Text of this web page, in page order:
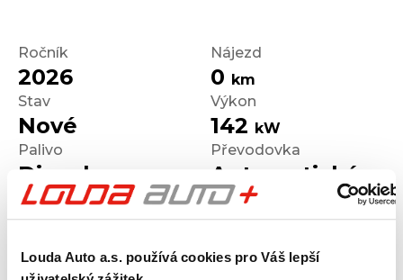
Louda Auto a.s. používá cookies pro Váš lepší
Ročník
2026
Nájezd
0 km
Stav
Nové
Výkon
142 kW
Palivo
Diesel
Převodovka
Automatická
Výrobce